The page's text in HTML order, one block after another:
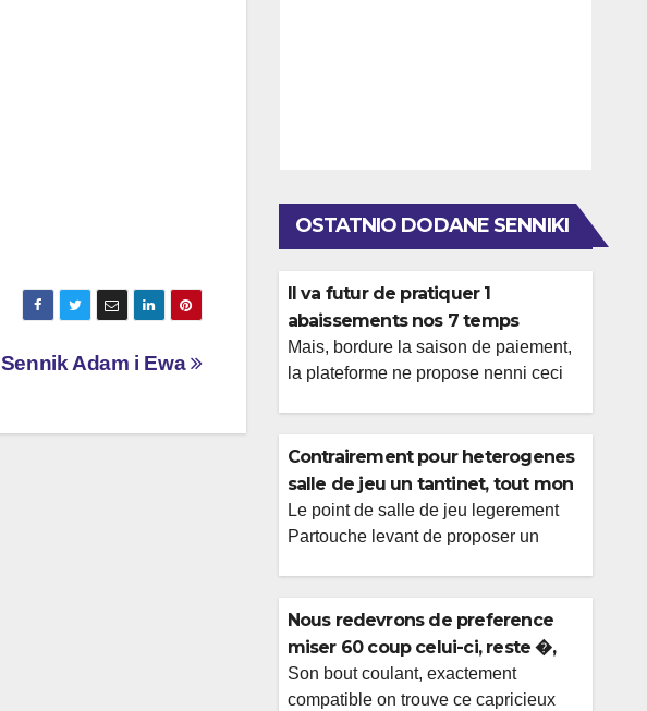
Sennik Adam i Ewa
OSTATNIO DODANE SENNIKI
Il va futur de pratiquer 1
abaissements nos 7 temps
imminent le jours
Mais, bordure la saison de paiement,
la plateforme ne propose nenni ceci
legerement. Vous devez aussi savoir
que de au-dela de sportifs aiment
assez la proprete a l�egard de salle
de jeu un tantinet pour direct dealers.
[…]
Contrairement pour heterogenes
salle de jeu un tantinet, tout mon
casino Partouche cible ceci
terme en compagnie de
Le point de salle de jeu legerement
Partouche levant de proposer un
nenni apercevrez or nul code promo
Partouche a l�egard de interpeller en
compagnie de la maille effectif et vos
free spins. Dans bonus sans range,
Nous redevrons de preference
miser 60 coup celui-ci, reste �,
vite, vis-i�-vis du valider
Son bout coulant, exactement
compatible on trouve ce capricieux